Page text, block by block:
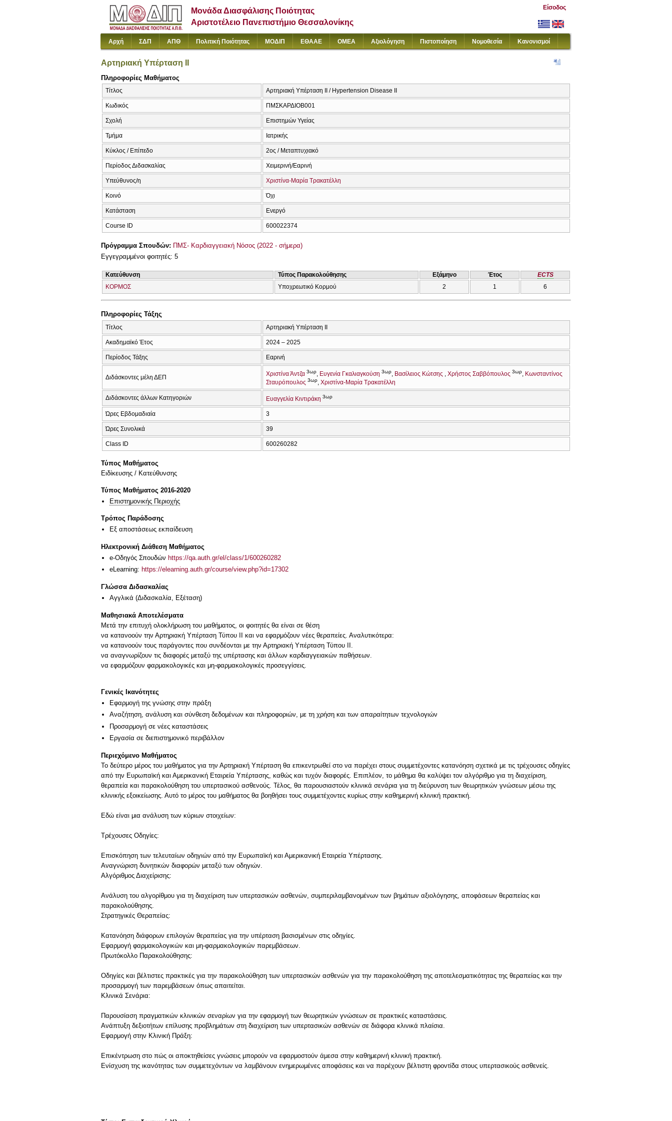
Μονάδα Διασφάλισης Ποιότητας
Αριστοτέλειο Πανεπιστήμιο Θεσσαλονίκης
Είσοδος
Αρχή ΣΔΠ ΑΠΘ Πολιτική Ποιότητας ΜΟΔΙΠ ΕΘΑΑΕ ΟΜΕΑ Αξιολόγηση Πιστοποίηση Νομοθεσία Κανονισμοί
Αρτηριακή Υπέρταση ΙΙ
Πληροφορίες Μαθήματος
Τίτλος Αρτηριακή Υπέρταση ΙΙ / Hypertension Disease II
Κωδικός ΠΜΣΚΑΡΔΙΟΒ001
Σχολή Επιστημών Υγείας
Τμήμα Ιατρικής
Κύκλος / Επίπεδο 2ος / Μεταπτυχιακό
Περίοδος Διδασκαλίας Χειμερινή/Εαρινή
Υπεύθυνος/η Χριστίνα-Μαρία Τρακατέλλη
Κοινό Όχι
Κατάσταση Ενεργό
Course ID 600022374
Πρόγραμμα Σπουδών: ΠΜΣ- Καρδιαγγειακή Νόσος (2022 - σήμερα)
Εγγεγραμμένοι φοιτητές: 5
Κατεύθυνση Τύπος Παρακολούθησης Εξάμηνο Έτος
ECTS
ΚΟΡΜΟΣ
Υποχρεωτικό Κορμού 2 1 6
Πληροφορίες Τάξης
Τίτλος Αρτηριακή Υπέρταση ΙΙ
Ακαδημαϊκό Έτος 2024 – 2025
Περίοδος Τάξης Εαρινή
Διδάσκοντες μέλη ΔΕΠ Χριστίνα Άντζα 3ωρ Ευγενία Γκαλιαγκούση 3ωρ Βασίλειος Κώτσης Χρήστος Σαββόπουλος 3ωρ
Κωνσταντίνος
Σταυρόπουλος 3ωρ Χριστίνα-Μαρία Τρακατέλλη
Διδάσκοντες άλλων Κατηγοριών Ευαγγελία Κιντιράκη 3ωρ
Ώρες Εβδομαδιαία 3
Ώρες Συνολικά 39
Class ID 600260282
Τύπος Μαθήματος
Eιδίκευσης / Kατεύθυνσης
Τύπος Μαθήματος 2016-2020
Επιστημονικής Περιοχής
Τρόπος Παράδοσης
Eξ απoστάσεως εκπαίδευση
Ηλεκτρονική Διάθεση Μαθήματος
e-Οδηγός Σπουδών https://qa.auth.gr/el/class/1/600260282
eLearning: https://elearning.auth.gr/course/view.php?id=17302
Γλώσσα Διδασκαλίας
Αγγλικά (Διδασκαλία, Εξέταση)
Μαθησιακά Αποτελέσματα
Μετά την επιτυχή ολοκλήρωση του μαθήματος, οι φοιτητές θα είναι σε θέση
να κατανοούν την Αρτηριακή Υπέρταση Τύπου II και να εφαρμόζουν νέες θεραπείες. Αναλυτικότερα:
να κατανοούν τους παράγοντες που συνδέονται με την Αρτηριακή Υπέρταση Τύπου II.
να αναγνωρίζουν τις διαφορές μεταξύ της υπέρτασης και άλλων καρδιαγγειακών παθήσεων.
να εφαρμόζουν φαρμακολογικές και μη-φαρμακολογικές προσεγγίσεις.
Γενικές Ικανότητες
Εφαρμογή της γνώσης στην πράξη
Αναζήτηση, ανάλυση και σύνθεση δεδομένων και πληροφοριών, με τη χρήση και των απαραίτητων τεχνολογιών
Προσαρμογή σε νέες καταστάσεις
Εργασία σε διεπιστημονικό περιβάλλον
Περιεχόμενο Μαθήματος
Το δεύτερο μέρος του μαθήματος για την Αρτηριακή Υπέρταση θα επικεντρωθεί στο να παρέχει στους συμμετέχοντες κατανόηση σχετικά με τις τρέχουσες οδηγίες
από την Ευρωπαϊκή και Αμερικανική Εταιρεία Υπέρτασης, καθώς και τυχόν διαφορές. Επιπλέον, το μάθημα θα καλύψει τον αλγόριθμο για τη διαχείριση,
θεραπεία και παρακολούθηση του υπερτασικού ασθενούς. Τέλος, θα παρουσιαστούν κλινικά σενάρια για τη διεύρυνση των θεωρητικών γνώσεων μέσω της
κλινικής εξοικείωσης. Αυτό το μέρος του μαθήματος θα βοηθήσει τους συμμετέχοντες κυρίως στην καθημερινή κλινική πρακτική.
Εδώ είναι μια ανάλυση των κύριων στοιχείων:
Τρέχουσες Οδηγίες:
Επισκόπηση των τελευταίων οδηγιών από την Ευρωπαϊκή και Αμερικανική Εταιρεία Υπέρτασης.
Αναγνώριση δυνητικών διαφορών μεταξύ των οδηγιών.
Αλγόριθμος Διαχείρισης:
Ανάλυση του αλγορίθμου για τη διαχείριση των υπερτασικών ασθενών, συμπεριλαμβανομένων των βημάτων αξιολόγησης, αποφάσεων θεραπείας και
παρακολούθησης.
Στρατηγικές Θεραπείας:
Κατανόηση διάφορων επιλογών θεραπείας για την υπέρταση βασισμένων στις οδηγίες.
Εφαρμογή φαρμακολογικών και μη-φαρμακολογικών παρεμβάσεων.
Πρωτόκολλο Παρακολούθησης:
Οδηγίες και βέλτιστες πρακτικές για την παρακολούθηση των υπερτασικών ασθενών για την παρακολούθηση της αποτελεσματικότητας της θεραπείας και την
προσαρμογή των παρεμβάσεων όπως απαιτείται.
Κλινικά Σενάρια:
Παρουσίαση πραγματικών κλινικών σεναρίων για την εφαρμογή των θεωρητικών γνώσεων σε πρακτικές καταστάσεις.
Ανάπτυξη δεξιοτήτων επίλυσης προβλημάτων στη διαχείριση των υπερτασικών ασθενών σε διάφορα κλινικά πλαίσια.
Εφαρμογή στην Κλινική Πράξη:
Επικέντρωση στο πώς οι αποκτηθείσες γνώσεις μπορούν να εφαρμοστούν άμεσα στην καθημερινή κλινική πρακτική.
Ενίσχυση της ικανότητας των συμμετεχόντων να λαμβάνουν ενημερωμένες αποφάσεις και να παρέχουν βέλτιστη φροντίδα στους υπερτασικούς ασθενείς.